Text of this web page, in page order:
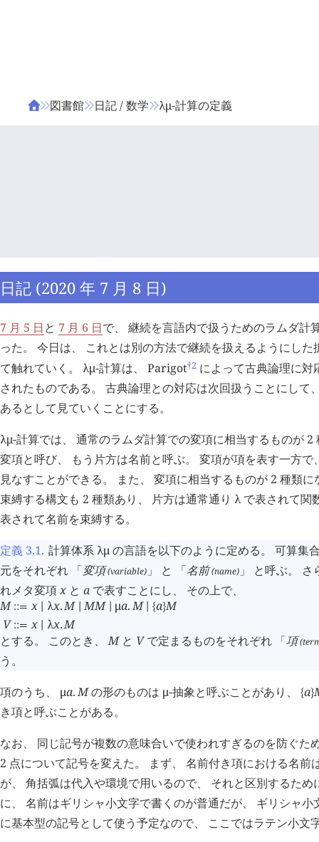
図書館 日記 / 数学 λμ-計算の定義
日記 (2020 年 7 月 8 日)
7 月 5 日と 7 月 6 日で、 継続を言語内で扱うためのラムダ計
った。 今日は、 これとは別の方法で継続を扱えるようにし
て触れていく。 λμ-計算は、 Parigot†2 によって古典論理に対
されたものである。 古典論理との対応は次回扱うことにして
あるとして見ていくことにする。
λμ-計算では、 通常のラムダ計算での変項に相当するものが
変項と呼び、 もう片方は名前と呼ぶ。 変項が項を表す一方
見なすことができる。 また、 変項に相当するものが 2 種類
束縛する構文も 2 種類あり、 片方は通常通り λで表されて関
表されて名前を束縛する。
定義 3.1. 計算体系 λμの言語を以下のように定める。 可算集
元をそれぞれ 「変項(variable) 」 と 「名前(name) 」 と呼ぶ。
れメタ変項x と a で表すことにし、 その上で、
M ::= x λx.M MM μa.M {a}M
V ::= x λx.M
とする。 このとき、Mと Vで定まるものをそれぞれ 「項
う。
項のうち、 μa.Mの形のものは μ-抽象と呼ぶことがあり、 {a}
き項と呼ぶことがある。
なお、 同じ記号が複数の意味合いで使われすぎるのを防ぐた
2 点について記号を変えた。 まず、 名前付き項における名前
が、 角括弧は代入や環境で用いるので、 それと区別するた
に、 名前はギリシャ小文字で書くのが普通だが、 ギリシャ
に基本型の記号として使う予定なので、 ここではラテン小文